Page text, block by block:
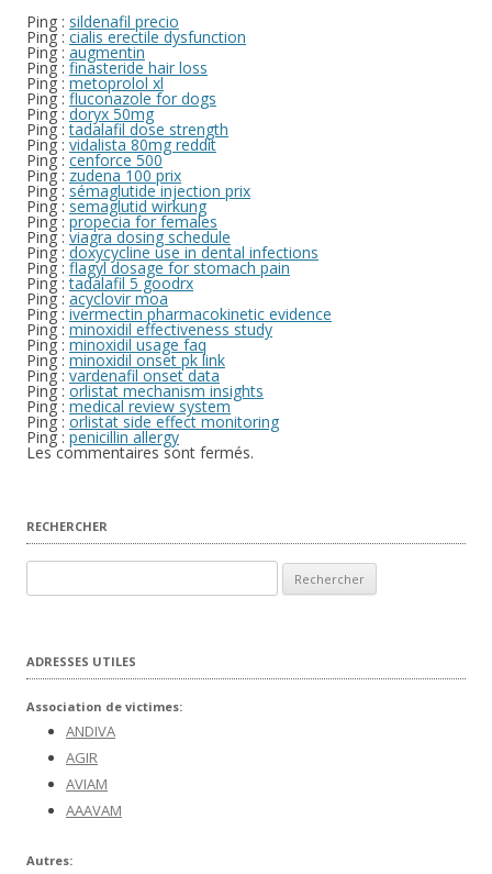
Ping : sildenafil precio
Ping : cialis erectile dysfunction
Ping : augmentin
Ping : finasteride hair loss
Ping : metoprolol xl
Ping : fluconazole for dogs
Ping : doryx 50mg
Ping :tadalafil dose strength
Ping : vidalista 80mg reddit
Ping : cenforce 500
Ping : zudena 100 prix
Ping : sémaglutide injection prix
Ping : semaglutid wirkung
Ping : propecia for females
Ping : viagra dosing schedule
Ping : doxycycline use in dental infections
Ping : flagyl dosage for stomach pain
Ping :tadalafil 5 goodrx
Ping : acyclovir moa
Ping : ivermectin pharmacokinetic evidence
Ping : minoxidil effectiveness study
Ping : minoxidil usage faq
Ping : minoxidil onset pk link
Ping : vardenafil onset data
Ping : orlistat mechanism insights
Ping : medical review system
Ping : orlistat side effect monitoring
Ping : penicillin allergy
Les commentaires sont fermés.
RECHERCHER
ADRESSES UTILES
Association de victimes:
ANDIVA
AGIR
AVIAM
AAAVAM
Autres: